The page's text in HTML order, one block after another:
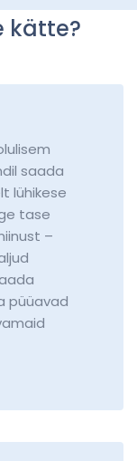
kätte?
saada
lühikese
tase
–
püüavad